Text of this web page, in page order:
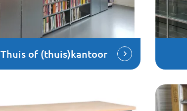
Thuis of (thuis)kantoor